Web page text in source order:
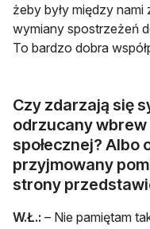
żeby były między
wymiany spostrzeżeń
To bardzo dobra
Czy zdarzają się
odrzucany wbrew
społecznej? Albo
przyjmowany
strony
W.Ł.: – Nie pamiętam